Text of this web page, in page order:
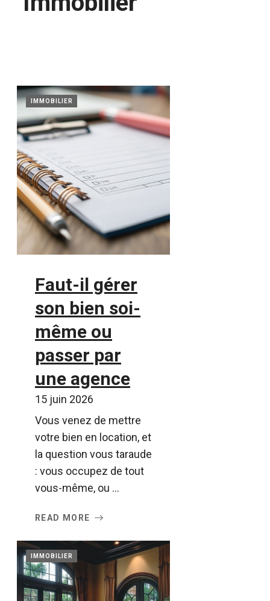
IMMOBILIER
Faut-il gérer
son bien soi-
même ou
passer par
une agence
15 juin 2026
Vous venez de mettre
votre bien en location, et
la question vous taraude
: vous occupez de tout
vous-même, ou ...
READ MORE
IMMOBILIER